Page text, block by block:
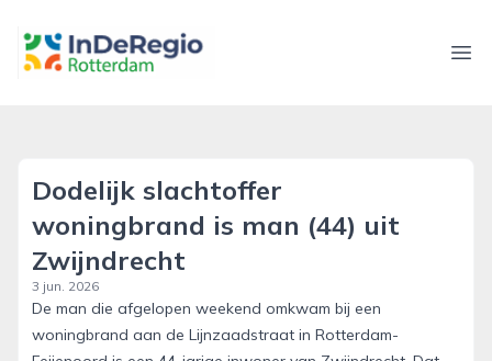
inderegiorotterdam.nl
Dodelijk slachtoffer
woningbrand is man (44) uit
Zwijndrecht
3 jun. 2026
De man die afgelopen weekend omkwam bij een
woningbrand aan de Lijnzaadstraat in Rotterdam-